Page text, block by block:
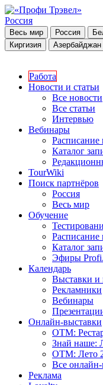
Россия
Весь мир Россия
Киргизия
Азербайджан
Работа
Новости и статьи
Все новости
Все статьи
Интервью
Вебинары
Расписание
Каталог
TourWiki
Поиск партнёров
Россия
Весь мир
Обучение
Расписание
Каталог
Эфиры
Календарь
Выставки
Рекламники
Вебинары
Онлайн-выставки
OTM:
Знай наше:
OTM: Лето
Все
Реклама